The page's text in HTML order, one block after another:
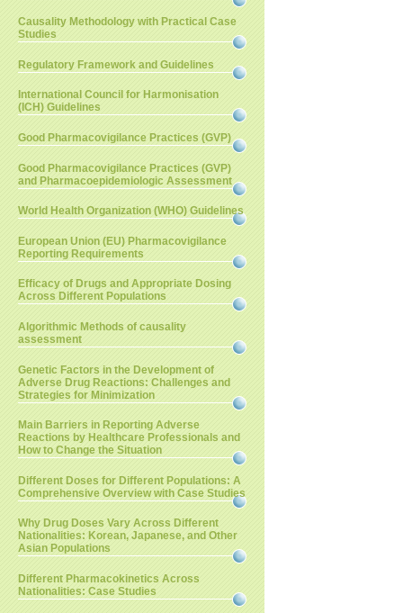
Causality Methodology with Practical Case
Studies
Regulatory Framework and Guidelines
International Council for Harmonisation
(ICH) Guidelines
Good Pharmacovigilance Practices (GVP)
Good Pharmacovigilance Practices (GVP)
and Pharmacoepidemiologic Assessment
World Health Organization (WHO) Guidelines
European Union (EU) Pharmacovigilance
Reporting Requirements
Efficacy of Drugs and Appropriate Dosing
Across Different Populations
Algorithmic Methods of causality
assessment
Genetic Factors in the Development of
Adverse Drug Reactions: Challenges and
Strategies for Minimization
Main Barriers in Reporting Adverse
Reactions by Healthcare Professionals and
How to Change the Situation
Different Doses for Different Populations: A
Comprehensive Overview with Case Studies
Why Drug Doses Vary Across Different
Nationalities: Korean, Japanese, and Other
Asian Populations
Different Pharmacokinetics Across
Nationalities: Case Studies